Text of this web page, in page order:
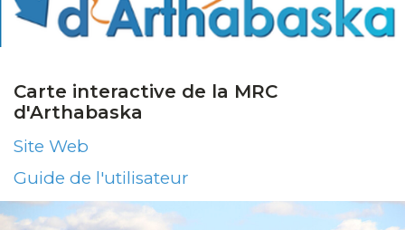
Carte interactive de la MRC
d'Arthabaska
Site Web
Guide de l'utilisateur